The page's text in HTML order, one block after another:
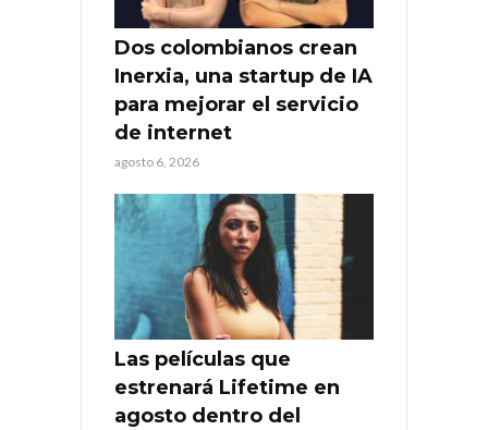
Dos colombianos crean
Inerxia, una startup de IA
para mejorar el servicio
de internet
agosto 6, 2026
Las películas que
estrenará Lifetime en
agosto dentro del